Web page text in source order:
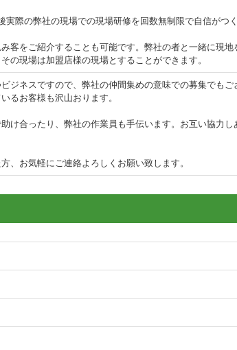
実際の弊社の現場での現場研修を回数無制限で自信がつ
客をご紹介することも可能です。弊社の者と一緒に現
の現場は加盟店様の現場とすることができます。
ジネスですので、弊社の仲間集めの意味での募集でも
るお客様も沢山おります。
け合ったり、弊社の作業員も手伝います。お互い協力し
、お気軽にご連絡よろしくお願い致します。